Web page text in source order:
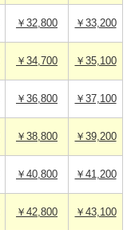
￥32,800 ￥33,200
￥34,700 ￥35,100
￥36,800 ￥37,100
￥38,800 ￥39,200
￥40,800 ￥41,200
￥42,800 ￥43,100